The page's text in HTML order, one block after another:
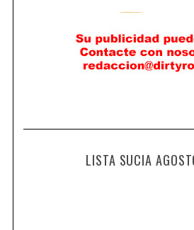
LISTA SUCIA